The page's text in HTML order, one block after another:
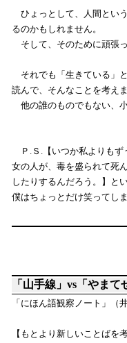
ひょっとして、人間とい
るのかもしれません。
そして、そのために頑張
それでも「生きている」
読んで、そんなことを考え
他の誰のものでもない、
Ｐ.Ｓ.【いつか私よりもず
女の人が、毒を盛られて死
したりするんだろう。】と
僕はちょっとだけ笑ってし
「山手線」vs「やまて
「にほん語観察ノート」（
【もとより新しいことば